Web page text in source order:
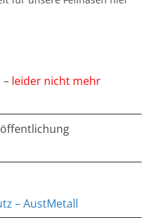
– leider nicht mehr
– AustMetall